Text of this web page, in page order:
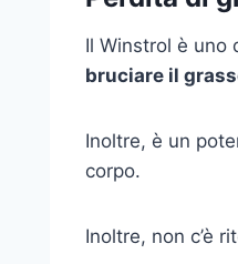
Il Winstrol è uno
bruciare il
Inoltre, è un
corpo.
Inoltre, non c’è